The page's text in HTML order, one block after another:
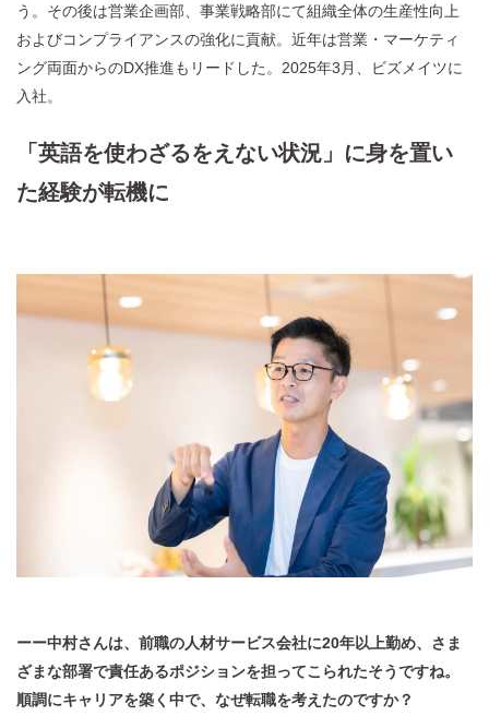
う。その後は営業企画部、事業戦略部にて組織全体の生産性向上
およびコンプライアンスの強化に貢献。近年は営業・マーケティ
ング両面からのDX推進もリードした。2025年3月、ビズメイツに
入社。
「英語を使わざるをえない状況」に身を置い
た経験が転機に
ーー中村さんは、前職の人材サービス会社に20年以上勤め、さま
ざまな部署で責任あるポジションを担ってこられたそうですね。
順調にキャリアを築く中で、なぜ転職を考えたのですか？